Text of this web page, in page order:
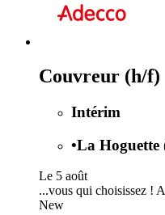
Couvreur (h/f)
Intérim
•La Hoguette
Le 5 août
...vous qui choisissez !
New